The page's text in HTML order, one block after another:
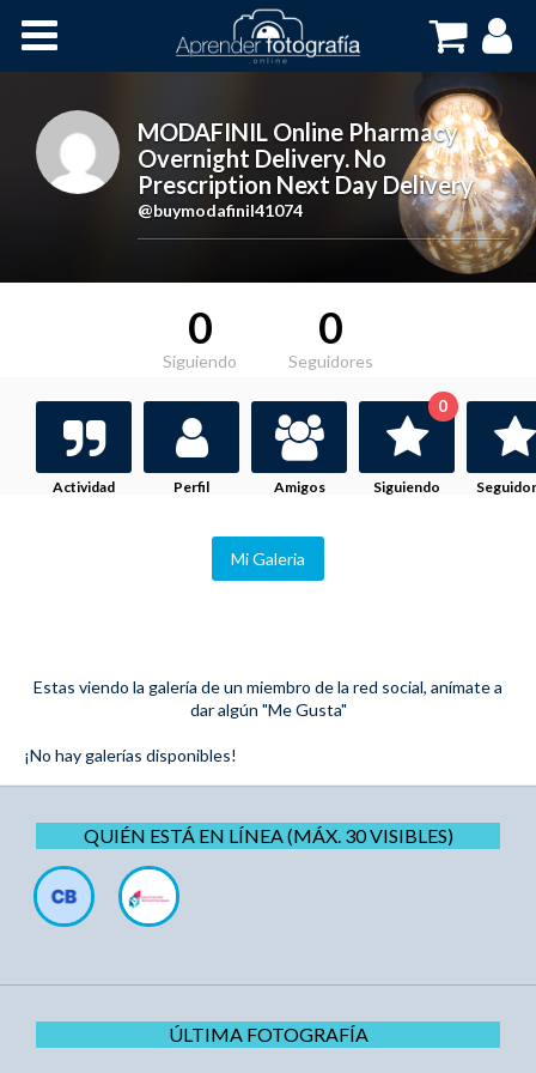
Cursos OnLine
MODAFINIL Online Pharmacy
Overnight Delivery. No
Prescription Next Day Delivery,
@buymodafinil41074
0
Siguiendo
0
Seguidores
Actividad Perfil Amigos Siguiendo
0
Mi Galeria
Estas viendo la galería de un miembro de la red social, anímate a
dar algún "Me Gusta"
¡No hay galerías disponibles!
QUIÉN ESTÁ EN LÍNEA (MÁX. 30 VISIBLES)
ÚLTIMA FOTOGRAFÍA